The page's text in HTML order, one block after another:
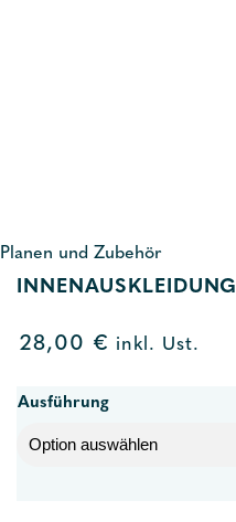
Planen und Zubehör
28,00 € inkl. Ust.
Ausführung